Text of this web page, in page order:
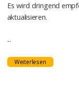
Es wird dringend
aktualisieren.
...
Weiterlesen